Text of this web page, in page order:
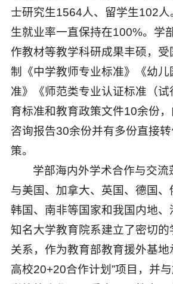
士研究生1564人、留学生102人
生就业率一直保持在100%。学
作教材等教学科研成果丰硕，受
制《中学教师专业标准》《幼儿
准》《师范类专业认证标准（
育标准和教育政策文件10余份
咨询报告30余份并有多份直接
策。
学部海内外学术合作与交流
与美国、加拿大、英国、德国、
韩国、南非等国家和我国内地
知名大学教育院系建立了密切的
关系，作为教育部教育援外基地
高校20+20合作计划”项目，并